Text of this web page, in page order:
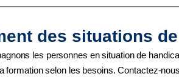
des situations
les personnes en situation de
formation selon les besoins. Contactez-